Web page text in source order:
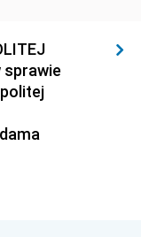
sprawie